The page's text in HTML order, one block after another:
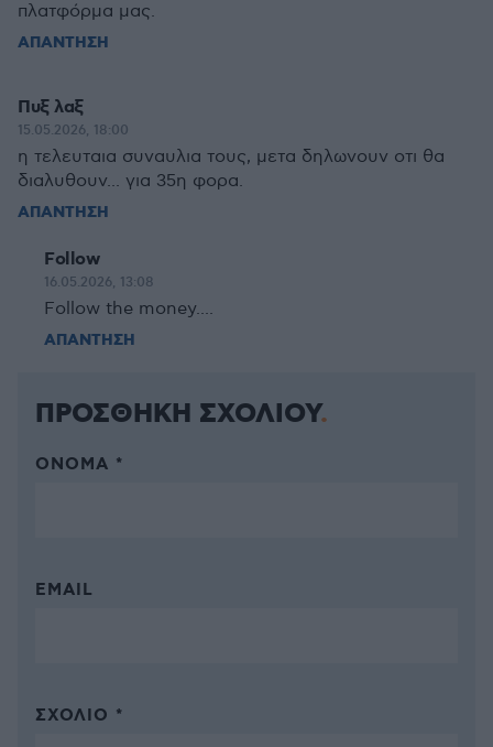
πλατφόρμα μας.
ΑΠΑΝΤΗΣΗ
Πυξ λαξ
15.05.2026, 18:00
η τελευταια συναυλια τους, μετα δηλωνουν οτι θα
διαλυθουν... για 35η φορα.
ΑΠΑΝΤΗΣΗ
Follow
16.05.2026, 13:08
Follow the money....
ΑΠΑΝΤΗΣΗ
ΠΡΟΣΘΗΚΗ ΣΧΟΛΙΟΥ
ΌΝΟΜΑ *
EMAIL
ΣΧΌΛΙΟ *